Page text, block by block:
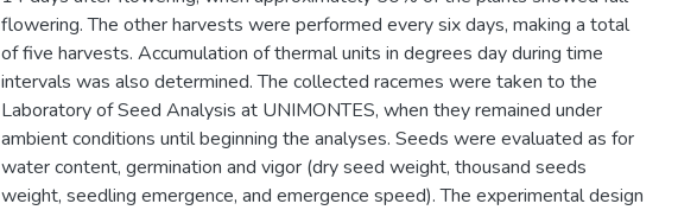
flowering. The other harvests were performed every six days, making a total
of five harvests. Accumulation of thermal units in degrees day during time
intervals was also determined. The collected racemes were taken to the
Laboratory of Seed Analysis at UNIMONTES, when they remained under
ambient conditions until beginning the analyses. Seeds were evaluated as for
water content, germination and vigor (dry seed weight, thousand seeds
weight, seedling emergence, and emergence speed). The experimental design